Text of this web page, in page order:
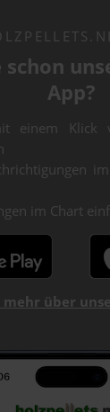
schon
App?
einem Klick
im Chart
über